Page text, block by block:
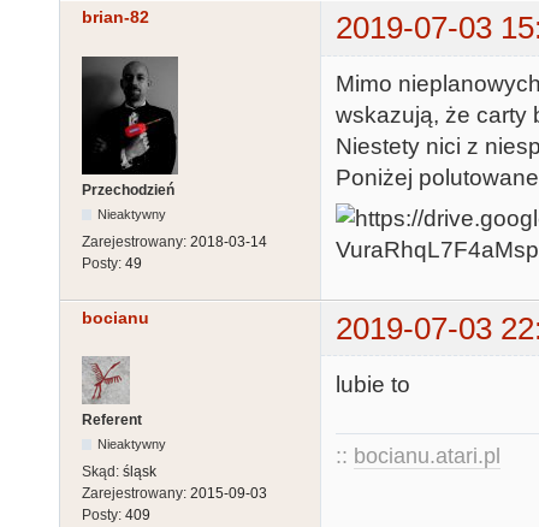
brian-82 2019-07-03
Przechodzień
Nieaktywny
Zarejestrowany: 2018-03-14
Posty: 49
Mimo
wskazują, że carty
Niestety nici z
Poniżej
bocianu 2019-07-03
Referent
Nieaktywny
Skąd: śląsk
Zarejestrowany: 2015-09-03
Posty: 409
lubie to
:: bocianu.atari.pl